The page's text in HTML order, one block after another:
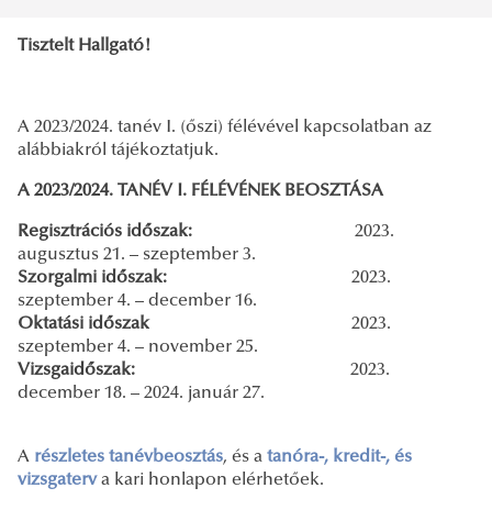
Tisztelt Hallgató!
A 2023/2024. tanév I. (őszi) félévével kapcsolatban az
alábbiakról tájékoztatjuk.
A 2023/2024. TANÉV I. FÉLÉVÉNEK BEOSZTÁSA
Regisztrációs időszak: 2023.
augusztus 21. – szeptember 3.
Szorgalmi időszak: 2023.
szeptember 4. – december 16.
Oktatási időszak2023.
szeptember 4. – november 25.
Vizsgaidőszak:
2023.
december 18. – 2024. január 27.
A részletes tanévbeosztás, és a tanóra-, kredit-, és
vizsgaterva kari honlapon elérhetőek.